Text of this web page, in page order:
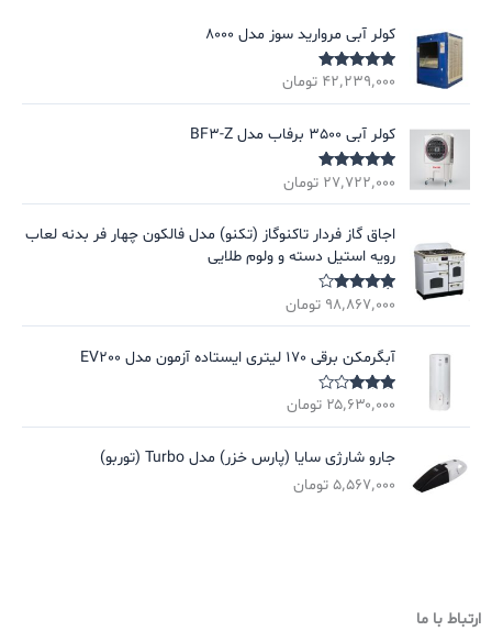
کولر آبی مروارید سوز مدل 8000
نمره5.00از
۴۲٬۲۳۹٬۰۰۰ تومان
کولر آبی 3500 برفاب مدل BF3-Z
نمره5.00از۲۷٬۷۲۲٬۰۰۰ تومان
اجاق گاز فردار تاکنوگاز (تکنو) مدل فالکون چهار فر بدنه لعاب
رویه استیل دسته و ولوم طلایی
نمره4.00
۹۸٬۸۶۷٬۰۰۰ تومان
آبگرمکن برقی 170 لیتری ایستاده آزمون مدل EV200
نمره
5
۲۵٬۶۳۰٬۰۰۰ تومان
جارو شارژی سایا (پارس خزر) مدل Turbo (توربو)
۵٬۵۶۷٬۰۰۰ تومان
ارتباط با ما